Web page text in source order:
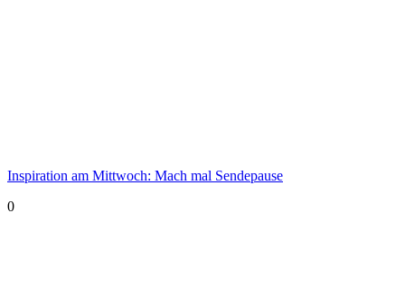
Inspiration am Mittwoch: Mach mal Sendepause
0